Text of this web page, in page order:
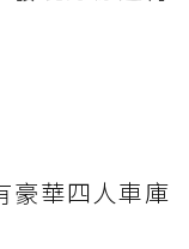
豪華四人車庫